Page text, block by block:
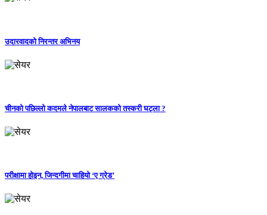
उदारवादको निरन्तर अभिनय
चीनको पछिल्लो कदमले नेपालबाट सालकको तस्करी घट्ला ?
परीक्षामा होइन, जिन्दगीमा चाहियो ‘ए ग्रेड’